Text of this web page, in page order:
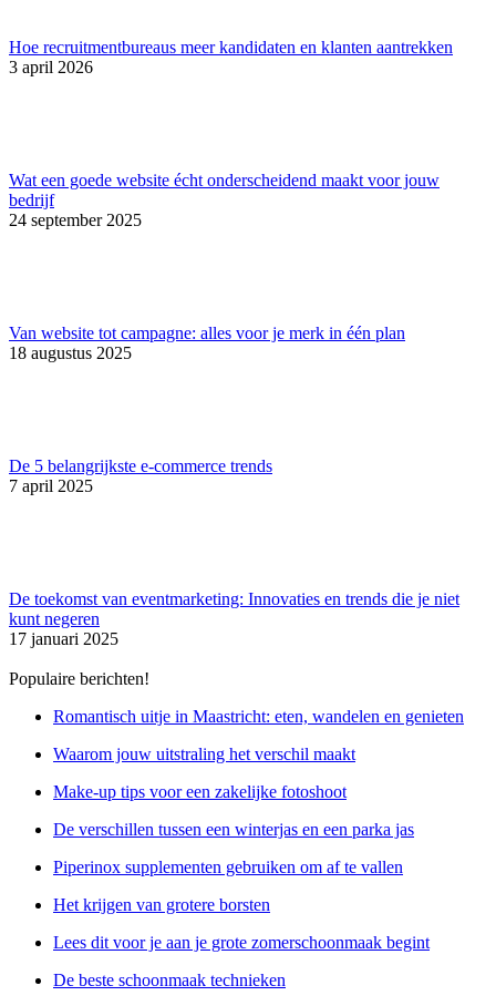
Hoe recruitmentbureaus meer kandidaten en klanten aantrekken
3 april 2026
Wat een goede website écht onderscheidend maakt voor jouw
bedrijf
24 september 2025
Van website tot campagne: alles voor je merk in één plan
18 augustus 2025
De 5 belangrijkste e-commerce trends
7 april 2025
De toekomst van eventmarketing: Innovaties en trends die je niet
kunt negeren
17 januari 2025
Populaire berichten!
Romantisch uitje in Maastricht: eten, wandelen en genieten
Waarom jouw uitstraling het verschil maakt
Make-up tips voor een zakelijke fotoshoot
De verschillen tussen een winterjas en een parka jas
Piperinox supplementen gebruiken om af te vallen
Het krijgen van grotere borsten
Lees dit voor je aan je grote zomerschoonmaak begint
De beste schoonmaak technieken